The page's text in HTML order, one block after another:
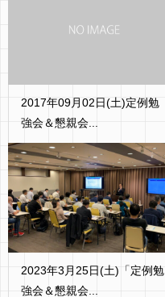
2017年09月02日(土)定例勉
強会＆懇親会...
2023年3月25日(土)「定例勉
強会＆懇親会...